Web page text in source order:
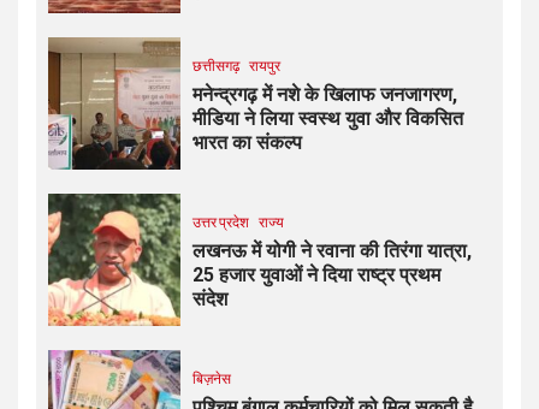
छत्तीसगढ़ रायपुर
मनेन्द्रगढ़ में नशे के खिलाफ जनजागरण,
मीडिया ने लिया स्वस्थ युवा और विकसित
भारत का संकल्प
उत्तर प्रदेश राज्य
लखनऊ में योगी ने रवाना की तिरंगा यात्रा,
25 हजार युवाओं ने दिया राष्ट्र प्रथम
संदेश
बिज़नेस